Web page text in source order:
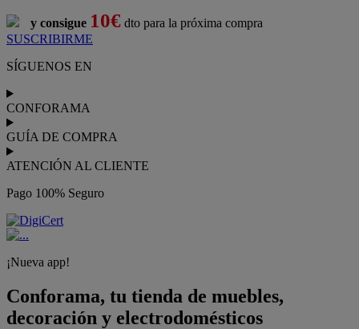
y consigue 10€ dto para la próxima compra
SUSCRIBIRME
SÍGUENOS EN
CONFORAMA
GUÍA DE COMPRA
ATENCIÓN AL CLIENTE
Pago 100% Seguro
¡Nueva app!
Conforama, tu tienda de muebles,
decoración y electrodomésticos